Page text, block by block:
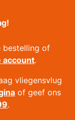
bestelling of
account.
vliegensvlug
of geef ons
.